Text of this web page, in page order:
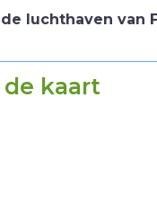
luchthaven van
de kaart